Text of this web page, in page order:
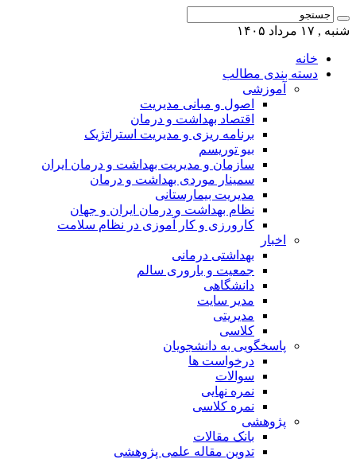
شنبه , ۱۷ مرداد ۱۴۰۵
خانه
دسته بندی مطالب
آموزشی
اصول و مبانی مدیریت
اقتصاد بهداشت و درمان
برنامه ریزی و مدیریت استراتژیک
بیو توریسم
سازمان و مدیریت بهداشت و درمان ایران
سمینار موردی بهداشت و درمان
مدیریت بیمارستانی
نظام بهداشت و درمان ایران و جهان
کارورزی و کار آموزی در نظام سلامت
اخبار
بهداشتی درمانی
جمعیت و باروری سالم
دانشگاهی
مدیر سایت
مدیریتی
کلاسی
پاسخگویی به دانشجویان
درخواست ها
سوالات
نمره نهایی
نمره کلاسی
پژوهشی
بانک مقالات
تدوین مقاله علمی پژوهشی